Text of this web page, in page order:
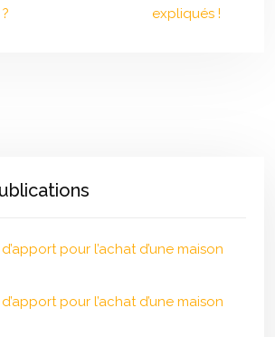
expliqués !
pour l’achat d’une maison
pour l’achat d’une maison